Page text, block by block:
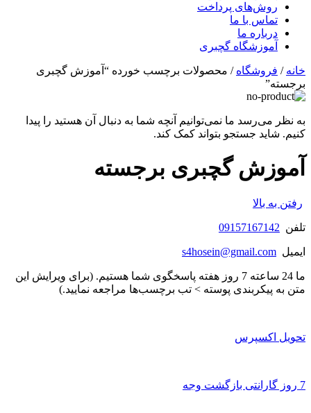
روش‌های پرداخت
تماس با ما
درباره ما
آموزشگاه گچبری
خانه / فروشگاه / محصولات برچسب خورده “آموزش گچبری
برجسته”
به نظر می‌رسد ما نمی‌توانیم آنچه شما به دنبال آن هستید را پیدا
کنیم. شاید جستجو بتواند کمک کند.
آموزش گچبری برجسته
رفتن به بالا
تلفن 09157167142
ایمیل s4hosein@gmail.com
ما 24 ساعته 7 روز هفته پاسخگوی شما هستیم. (برای ویرایش این
متن به پیکربندی پوسته > تب برچسب‌ها مراجعه نمایید.)
تحویل اکسپرس
7 روز گارانتی بازگشت وجه